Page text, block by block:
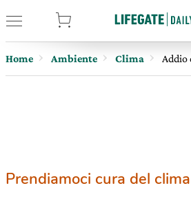
Home Ambiente Clima Addio
Prendiamoci cura del clima